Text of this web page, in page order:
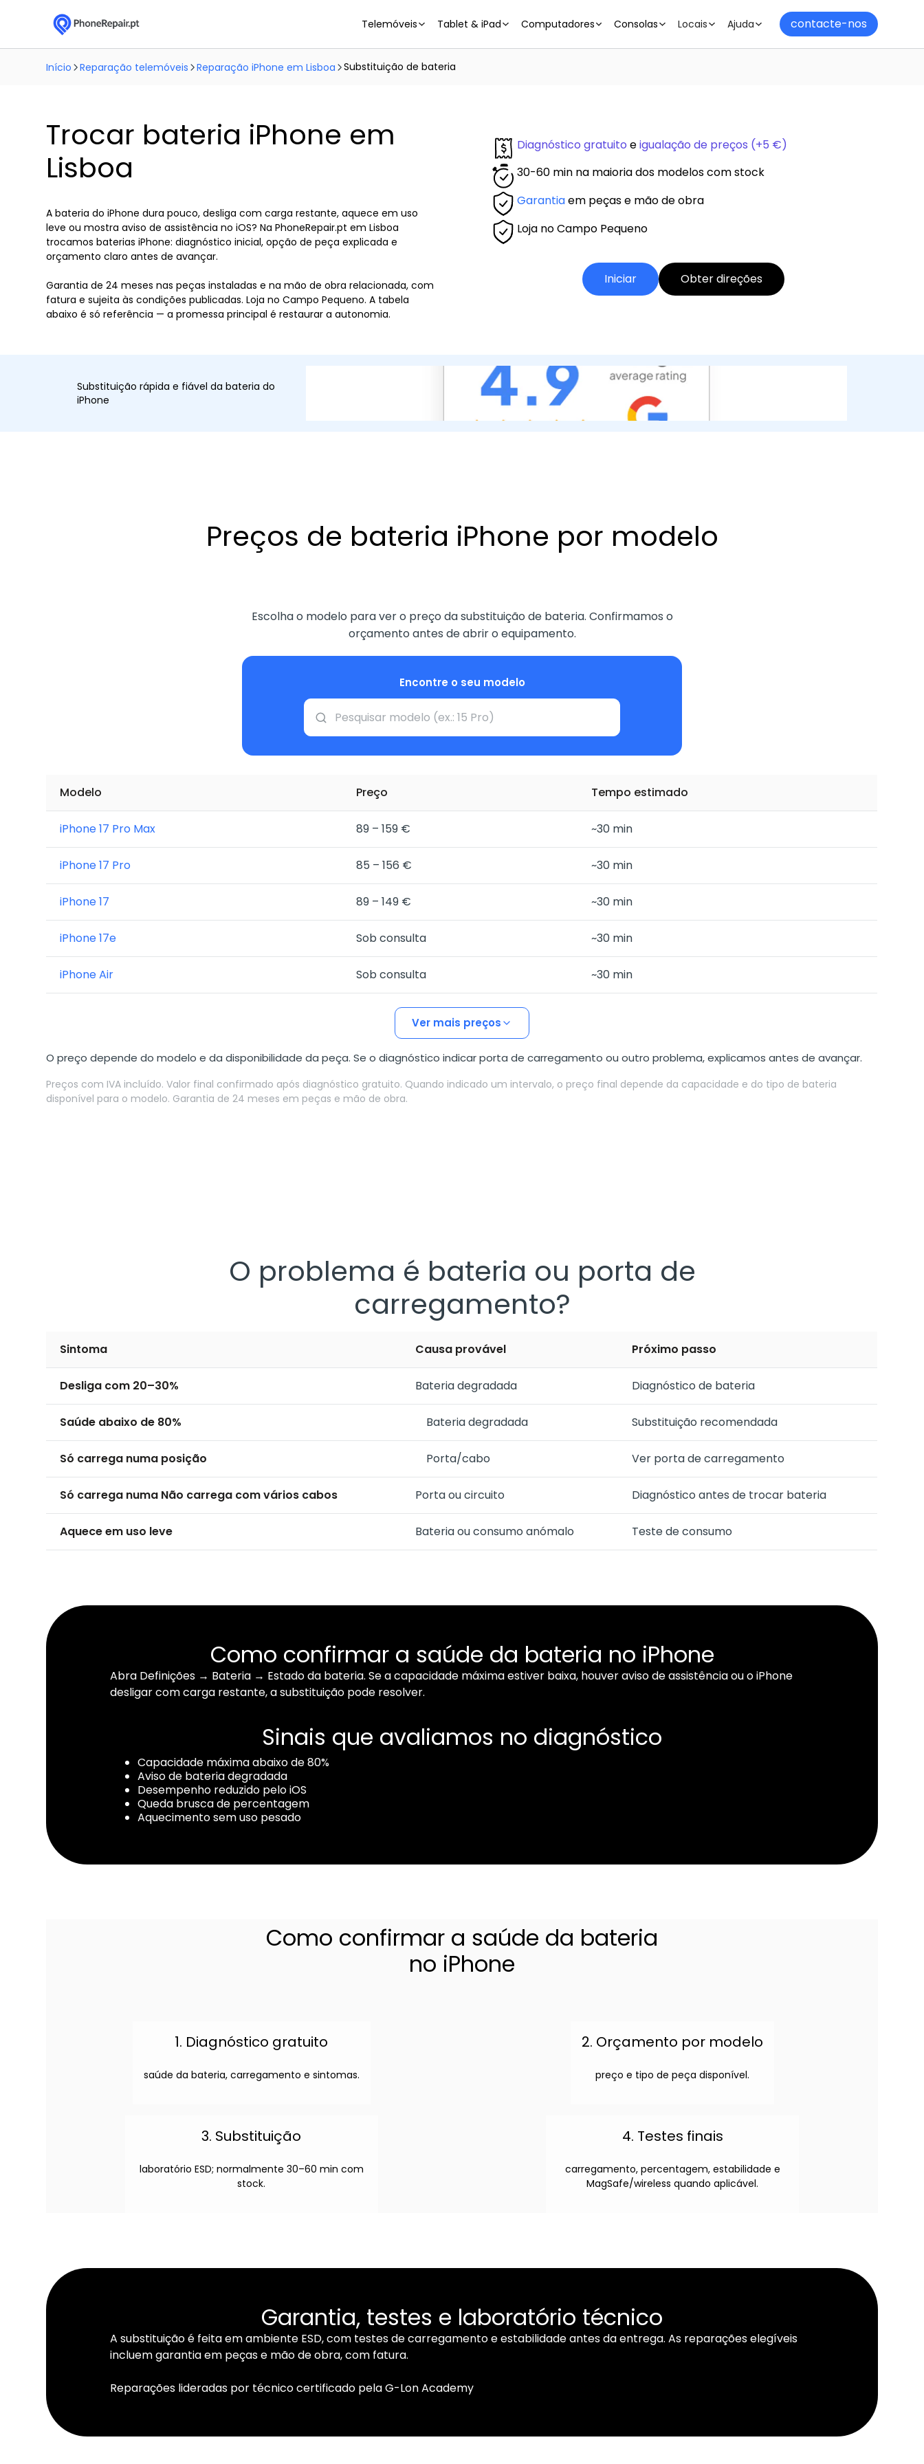
Telemóveis Tablet & iPad Computadores Consolas Locais Ajuda contacte-nos
Início Reparação telemóveis Reparação iPhone em Lisboa Substituição de bateria
Trocar bateria iPhone em
Lisboa
A bateria do iPhone dura pouco, desliga com carga restante, aquece em uso
leve ou mostra aviso de assistência no iOS? Na PhoneRepair.pt em Lisboa
trocamos baterias iPhone: diagnóstico inicial, opção de peça explicada e
orçamento claro antes de avançar.
Garantia de 24 meses nas peças instaladas e na mão de obra relacionada, com
fatura e sujeita às condições publicadas. Loja no Campo Pequeno. A tabela
abaixo é só referência — a promessa principal é restaurar a autonomia.
Diagnóstico gratuito eigualação de preços (+5 €)
30-60 min na maioria dos modelos com stock
Garantiaem peças e mão de obra
Loja no Campo Pequeno
Iniciar Obter direções
Substituição rápida e fiável da bateria do
iPhone
Preços de bateria iPhone por modelo
Escolha o modelo para ver o preço da substituição de bateria. Confirmamos o
orçamento antes de abrir o equipamento.
Encontre o seu modelo
Modelo Preço Tempo estimado
iPhone 17 Pro Max 89 – 159 € ~30 min
iPhone 17 Pro 85 – 156 € ~30 min
iPhone 17 89 – 149 € ~30 min
iPhone 17e Sob consulta ~30 min
iPhone Air Sob consulta ~30 min
Ver mais preços
O preço depende do modelo e da disponibilidade da peça. Se o diagnóstico indicar porta de carregamento ou outro problema, explicamos antes de avançar.
Preços com IVA incluído. Valor final confirmado após diagnóstico gratuito. Quando indicado um intervalo, o preço final depende da capacidade e do tipo de bateria
disponível para o modelo. Garantia de 24 meses em peças e mão de obra.
O problema é bateria ou porta de
carregamento?
Sintoma Causa provável Próximo passo
Desliga com 20–30% Bateria degradada Diagnóstico de bateria
Saúde abaixo de 80% Bateria degradada Substituição recomendada
Só carrega numa posição Porta/cabo Ver porta de carregamento
Só carrega numa Não carrega com vários cabos Porta ou circuito Diagnóstico antes de trocar bateria
Aquece em uso leve Bateria ou consumo anómalo Teste de consumo
Como confirmar a saúde da bateria no iPhone
Abra Definições → Bateria → Estado da bateria. Se a capacidade máxima estiver baixa, houver aviso de assistência ou o iPhone
desligar com carga restante, a substituição pode resolver.
Sinais que avaliamos no diagnóstico
Capacidade máxima abaixo de 80%
Aviso de bateria degradada
Desempenho reduzido pelo iOS
Queda brusca de percentagem
Aquecimento sem uso pesado
Como confirmar a saúde da bateria
no iPhone
1. Diagnóstico gratuito
saúde da bateria, carregamento e sintomas.
2. Orçamento por modelo
preço e tipo de peça disponível.
3. Substituição
laboratório ESD; normalmente 30–60 min com
stock.
4. Testes finais
carregamento, percentagem, estabilidade e
MagSafe/wireless quando aplicável.
Garantia, testes e laboratório técnico
A substituição é feita em ambiente ESD, com testes de carregamento e estabilidade antes da entrega. As reparações elegíveis
incluem garantia em peças e mão de obra, com fatura.
Reparações lideradas por técnico certificado pela G-Lon Academy